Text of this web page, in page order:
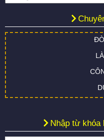
Nhập từ khóa